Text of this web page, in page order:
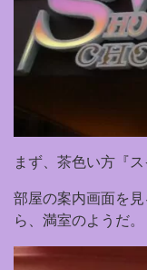
まず、茶色い方『
部屋の案内画面を
ら、満室のようだ。